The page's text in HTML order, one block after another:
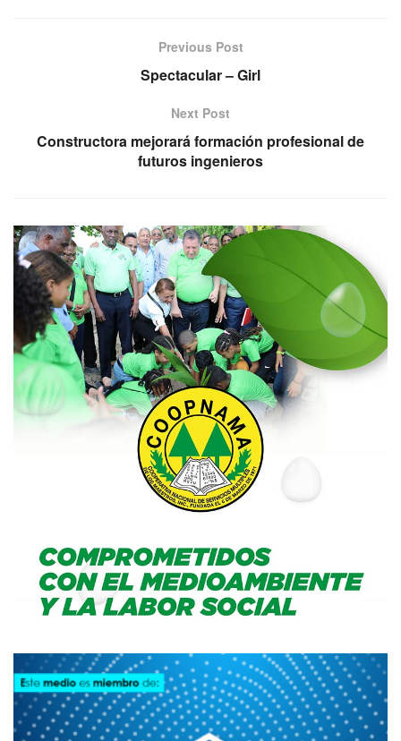
Previous Post
Spectacular – Girl
Next Post
Constructora mejorará formación profesional de
futuros ingenieros